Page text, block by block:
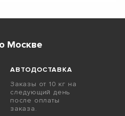
Москве
АВТОДОСТАВКА
Заказы от 10 кг на
следующий день
после оплаты
заказа.